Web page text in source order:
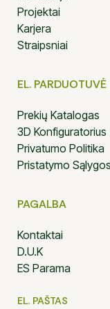
Projektai
Karjera
Straipsniai
EL. PARDUOTUVĖ
Prekių Katalogas
3D Konfiguratorius
Privatumo Politika
Pristatymo Sąlygos
PAGALBA
Kontaktai
D.U.K
ES Parama
EL. PAŠTAS